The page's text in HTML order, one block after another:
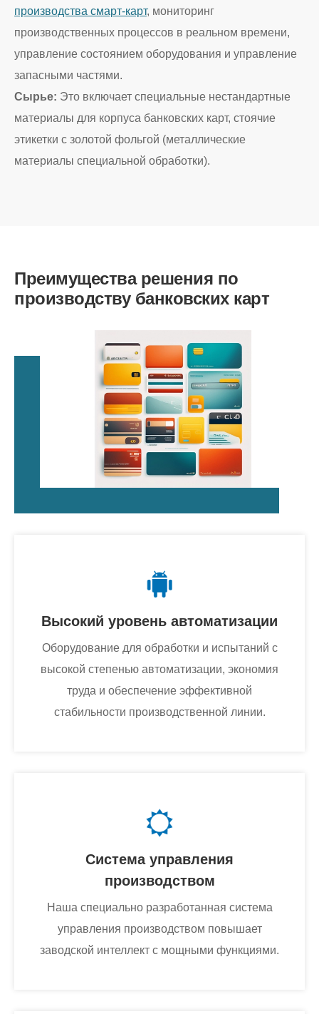
производства смарт-карт, мониторинг
производственных процессов в реальном времени,
управление состоянием оборудования и управление
запасными частями.
Сырье: Это включает специальные нестандартные
материалы для корпуса банковских карт, стоячие
этикетки с золотой фольгой (металлические
материалы специальной обработки).
Преимущества решения по
производству банковских карт
Высокий уровень автоматизации
Оборудование для обработки и испытаний с
высокой степенью автоматизации, экономия
труда и обеспечение эффективной
стабильности производственной линии.
Система управления
производством
Наша специально разработанная система
управления производством повышает
заводской интеллект с мощными функциями.